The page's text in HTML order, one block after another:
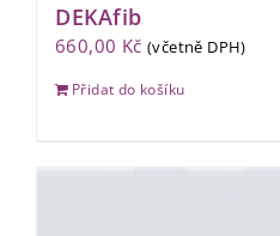
DEKAfib
660,00 Kč (včetně DPH)
Přidat do košíku